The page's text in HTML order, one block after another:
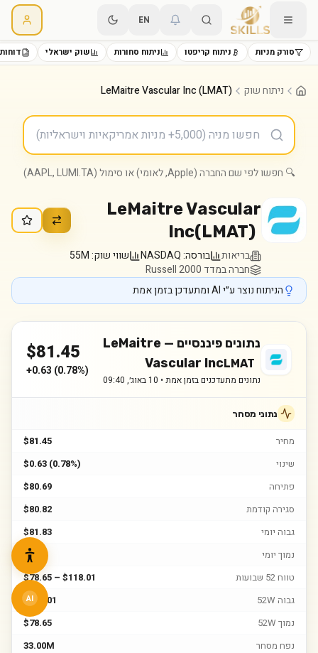
EN
סורק מניות ניתוח קריפטו ניתוח סחורות שוק ישראלי
ניתוח שוק LeMaitre Vascular Inc (LMAT)
🔍 חפשו לפי שם החברה (Apple, לאומי) או סימול (AAPL, LUMI.TA)
LeMaitre Vascular
Inc(LMAT)
בריאות בורסה:NASDAQ שווי שוק:55M
חברה במדד Russell 2000
הניתוח נוצר ע״י AI ומתעדכן בזמן אמת
נתונים פיננסיים — LeMaitre
Vascular IncLMAT
נתונים מתעדכנים בזמן אמת • 10 באוג׳, 09:40
$81.45
+0.63 (0.78%)
נתוני מסחר
מחיר
$81.45
שינוי
$0.63 (0.78%)
פתיחה
$80.69
סגירה קודמת
$80.82
גבוה יומי
$81.83
נמוך יומי
$79.4
טווח 52 שבועות
$78.65 – $118.01
גבוה 52W
$118.01
נמוך 52W
$78.65
נפח מסחר
33.00M
AI